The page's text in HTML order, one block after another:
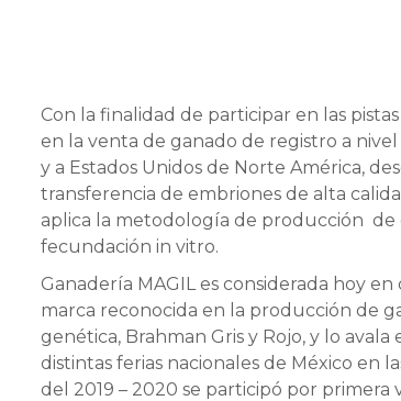
Con la finalidad de participar en las
en la venta de ganado de registro a
y a Estados Unidos de Norte América,
transferencia de embriones de alta
aplica la metodología de producción de
fecundación in vitro.
Ganadería MAGIL es considerada hoy
marca reconocida en la producción de
genética, Brahman Gris y Rojo, y lo
distintas ferias nacionales de México en
del 2019 – 2020 se participó por primera